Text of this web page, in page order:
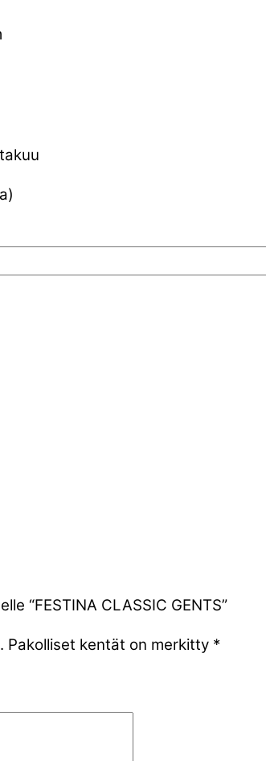
“FESTINA CLASSIC GENTS”
Pakolliset kentät on merkitty *